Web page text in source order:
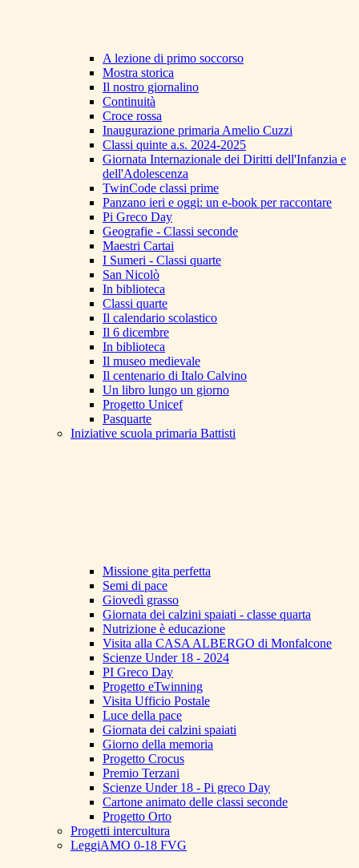
A lezione di primo soccorso
Mostra storica
Il nostro giornalino
Continuità
Croce rossa
Inaugurazione primaria Amelio Cuzzi
Classi quinte a.s. 2024-2025
Giornata Internazionale dei Diritti dell'Infanzia e
dell'Adolescenza
TwinCode classi prime
Panzano ieri e oggi: un e-book per raccontare
Pi Greco Day
Geografie - Classi seconde
Maestri Cartai
I Sumeri - Classi quarte
San Nicolò
In biblioteca
Classi quarte
Il calendario scolastico
Il 6 dicembre
In biblioteca
Il museo medievale
Il centenario di Italo Calvino
Un libro lungo un giorno
Progetto Unicef
Pasquarte
Iniziative scuola primaria Battisti
Missione gita perfetta
Semi di pace
Giovedì grasso
Giornata dei calzini spaiati - classe quarta
Nutrizione è educazione
Visita alla CASA ALBERGO di Monfalcone
Scienze Under 18 - 2024
PI Greco Day
Progetto eTwinning
Visita Ufficio Postale
Luce della pace
Giornata dei calzini spaiati
Giorno della memoria
Progetto Crocus
Premio Terzani
Scienze Under 18 - Pi greco Day
Cartone animato delle classi seconde
Progetto Orto
Progetti intercultura
LeggiAMO 0-18 FVG